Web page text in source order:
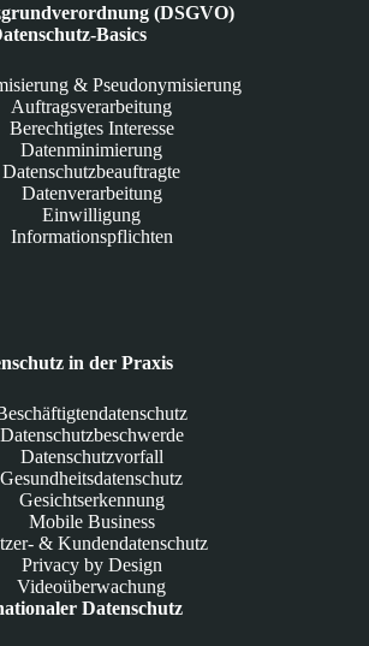
(DSGVO)
Basics
& Pseudonymisierung
Auftragsverarbeitung
Berechtigtes Interesse
Datenminimierung
Datenschutzbeauftragte
Datenverarbeitung
Einwilligung
Informationspflichten
in der Praxis
Datenschutzbeschwerde
Datenschutzvorfall
Gesundheitsdatenschutz
Gesichtserkennung
Mobile Business
& Kundendatenschutz
Privacy by Design
Videoüberwachung
Datenschutz